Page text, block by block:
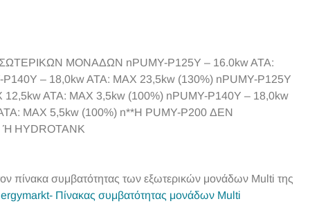
ΜΟΝΑΔΩΝ nPUMY-P125Y – 16.0kw ATA:
– 18,0kw ATA: MAX 23,5kw (130%) nPUMY-P125Y
ATA: MAX 3,5kw (100%) nPUMY-P140Y – 18,0kw
MAX 5,5kw (100%) n**Η PUMY-P200 ΔΕΝ
HYDROTANK
πίνακα συμβατότητας των εξωτερικών μονάδων Multi της
Πίνακας συμβατότητας μονάδων Multi